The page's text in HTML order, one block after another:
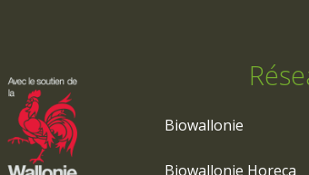
Biowallonie
Biowallonie Horeca